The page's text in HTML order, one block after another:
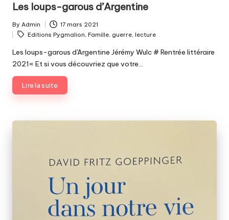
Les loups-garous d’Argentine
Posted
by
By Admin 17 mars 2021
Tags:
Editions Pygmalion, Famille, guerre, lecture
Les loups-garous d'Argentine Jérémy Wulc # Rentrée littéraire
2021« Et si vous découvriez que votre…
Lire la suite